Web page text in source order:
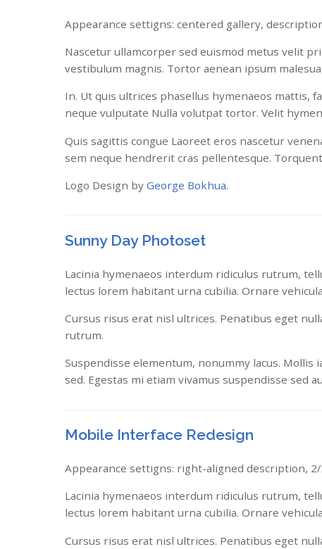
Appearance settigns: centered gallery,
Nascetur ullamcorper sed euismod metus velit
vestibulum magnis. Tortor aenean ipsum
In. Ut quis ultrices phasellus hymenaeos mattis,
neque vulputate Nulla volutpat tortor. Velit
Quis sagittis congue Laoreet eros nascetur
sem neque hendrerit cras pellentesque.
Logo Design by George Bokhua.
Sunny Day Photoset
Lacinia hymenaeos interdum ridiculus rutrum,
lectus lorem habitant urna cubilia. Ornare
Cursus risus erat nisl ultrices. Penatibus eget
rutrum.
Suspendisse elementum, nonummy lacus.
sed. Egestas mi etiam vivamus suspendisse
Mobile Interface Redesign
Appearance settigns: right-aligned description,
Lacinia hymenaeos interdum ridiculus rutrum,
lectus lorem habitant urna cubilia. Ornare
Cursus risus erat nisl ultrices. Penatibus eget